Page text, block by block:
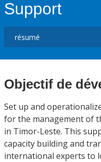
Support
Objectif de
Set up and
for the management of
in Timor-Leste. This
capacity building and
international experts to